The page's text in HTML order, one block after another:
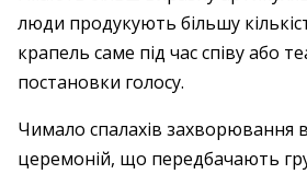
люди продукують більшу
крапель саме під час співу або
постановки голосу.
Чимало спалахів захворювання
церемоній, що передбачають